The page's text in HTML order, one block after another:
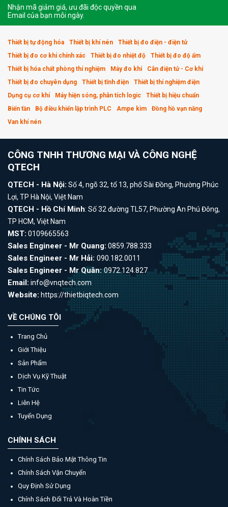
Nhận mã giảm giá, ưu đãi độc quyền qua
Email của bạn mỗi ngày.
Thiết bị tự động hóa Thiết bị khí nén
Thiết bị đo điện - điện tử
Thiết bị đo cơ khí chính xác
Thiết bị đo nhiệt độ
Thiết bị đo độ ẩm
Thiết bị hóa chất phòng thí nghiệm
Máy đo khí
Cân điện tử - Cơ khí
Thiết bị đo chuyên dụng
Thiết bị tĩnh điện
Thiết bị thí nghiệm điện
Dụng cụ cơ khí
Máy hiện sóng, phân tích logic
Thiết bị hiệu chuẩn
Biến tần
Bộ điều khiển lập trình PLC Ampe kìm
Đồng hồ vạn năng
Van khí nén
CÔNG TNHH THƯƠNG MẠI VÀ CÔNG NGHỆ
QTECH
QTECH - Hà Nội: Số 4, ngõ 32, tổ 13, phố Sài Đồng, Phường Phúc
Lợi, TP Hà Nội, Việt Nam
QTECH - Hồ Chí Minh: Số 32 đường TL57, Phường An Phú Đông,
TP HCM, Việt Nam
MST: 0109665563
Sales Engineer - Mr Quang: 0859.788.333
Sales Engineer - Mr Hải: 090.182.0011
Sales Engineer - Mr Quân:0972.124.827
Email: info@vnqtech.com
Website: https://thietbiqtech.com
VỀ CHÚNG TÔI
Trang Chủ
Giới Thiệu
Sản Phẩm
Dịch Vụ Kỹ Thuật
Tin Tức
Liên Hệ
Tuyển Dụng
CHÍNH SÁCH
Chính Sách Bảo Mật Thông Tin
Chính Sách Vận Chuyển
Quy Định Sử Dụng
Chính Sách Đổi Trả Và Hoàn Tiền